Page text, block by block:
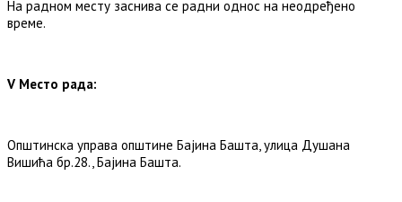
На радном месту заснива се радни однос на неодређенo
време.
V Место рада:
Општинска управа општине Бајина Башта, улица Душана
Вишића бр.28., Бајина Башта.